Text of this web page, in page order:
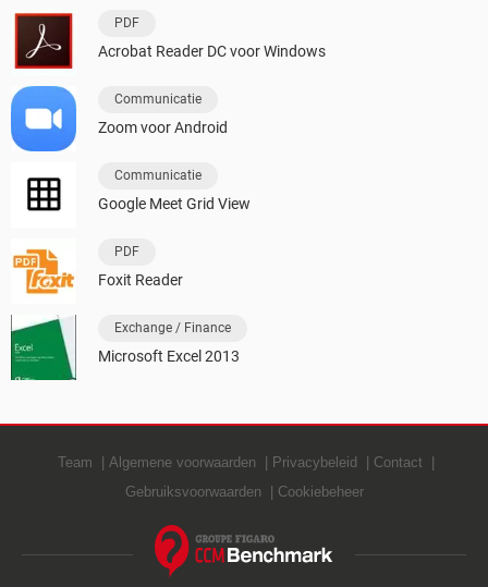
PDF
Acrobat Reader DC voor Windows
Communicatie
Zoom voor Android
Communicatie
Google Meet Grid View
PDF
Foxit Reader
Exchange / Finance
Microsoft Excel 2013
Team Algemene voorwaarden Privacybeleid
Contact
Gebruiksvoorwaarden
Cookiebeheer